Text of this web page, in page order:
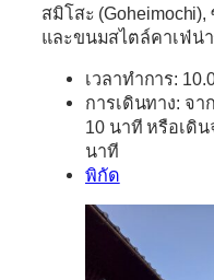
สมิโสะ
และขนมสไตล์คาเฟ่น่า
เวลาทำการ:
การเดินทาง: จา
10 นาที หรือเดิ
นาที
พิกัด